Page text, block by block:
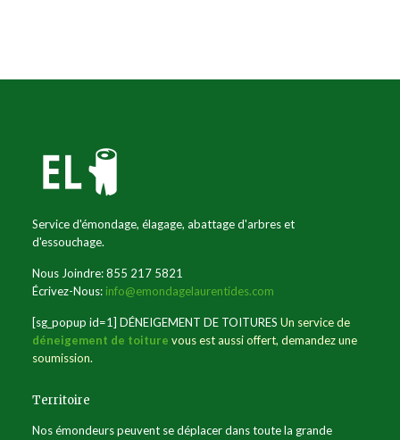
Service d'émondage, élagage, abattage d'arbres et
d'essouchage.
Nous Joindre: 855 217 5821
Écrivez-Nous: info@emondagelaurentides.com
[sg_popup id=1] DÉNEIGEMENT DE TOITURES Un service de
déneigement de toiture vous est aussi offert, demandez une
soumission.
Territoire
Nos émondeurs peuvent se déplacer dans toute la grande